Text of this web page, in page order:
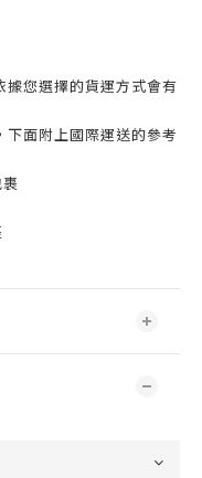
據您選擇的貨運方式會有
面附上國際運送的參考